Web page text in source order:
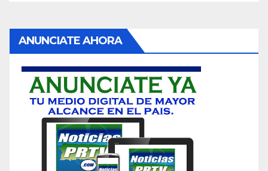
ANUNCIATE AHORA